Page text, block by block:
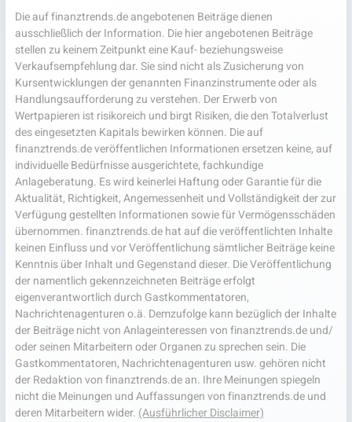
Die auf finanztrends.de angebotenen Beiträge dienen
ausschließlich der Information. Die hier angebotenen Beiträge
stellen zu keinem Zeitpunkt eine Kauf- beziehungsweise
Verkaufsempfehlung dar. Sie sind nicht als Zusicherung von
Kursentwicklungen der genannten Finanzinstrumente oder als
Handlungsaufforderung zu verstehen. Der Erwerb von
Wertpapieren ist risikoreich und birgt Risiken, die den Totalverlust
des eingesetzten Kapitals bewirken können. Die auf
finanztrends.de veröffentlichen Informationen ersetzen keine, auf
individuelle Bedürfnisse ausgerichtete, fachkundige
Anlageberatung. Es wird keinerlei Haftung oder Garantie für die
Aktualität, Richtigkeit, Angemessenheit und Vollständigkeit der zur
Verfügung gestellten Informationen sowie für Vermögensschäden
übernommen. finanztrends.de hat auf die veröffentlichten Inhalte
keinen Einfluss und vor Veröffentlichung sämtlicher Beiträge keine
Kenntnis über Inhalt und Gegenstand dieser. Die Veröffentlichung
der namentlich gekennzeichneten Beiträge erfolgt
eigenverantwortlich durch Gastkommentatoren,
Nachrichtenagenturen o.ä. Demzufolge kann bezüglich der Inhalte
der Beiträge nicht von Anlageinteressen von finanztrends.de und/
oder seinen Mitarbeitern oder Organen zu sprechen sein. Die
Gastkommentatoren, Nachrichtenagenturen usw. gehören nicht
der Redaktion von finanztrends.de an. Ihre Meinungen spiegeln
nicht die Meinungen und Auffassungen von finanztrends.de und
deren Mitarbeitern wider. (Ausführlicher Disclaimer)